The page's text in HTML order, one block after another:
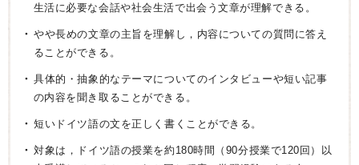
生活に必要な会話や社会生活で出会う文章が理解できる。
やや長めの文章の主旨を理解し，内容についての質問に答え
ることができる。
具体的・抽象的なテーマについてのインタビューや短い記事
の内容を聞き取ることができる。
短いドイツ語の文を正しく書くことができる。
対象は，ドイツ語の授業を約180時間（90分授業で120回）以